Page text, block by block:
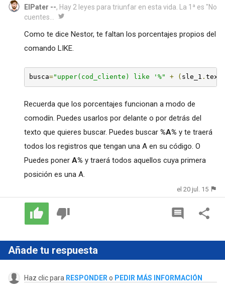
ElPater --, Hay 2 leyes para triunfar en esta vida. La 1ª es "No
cuentes...
Como te dice Nestor, te faltan los porcentajes propios del
comando LIKE.
busca="upper(cod_cliente) like '%" + ( sle_1 .text
Recuerda que los porcentajes funcionan a modo de
comodín. Puedes usarlos por delante o por detrás del
texto que quieres buscar. Puedes buscar %A% y te traerá
todos los registros que tengan una A en su código. O
Puedes poner A% y traerá todos aquellos cuya primera
posición es una A.
el 20 jul. 15
Añade tu respuesta
Haz clic para RESPONDER o PEDIR MÁS INFORMACIÓN